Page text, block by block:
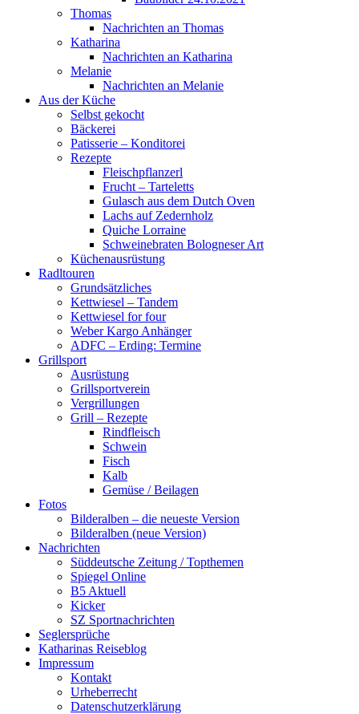
Thomas
Nachrichten an Thomas
Katharina
Nachrichten an Katharina
Melanie
Nachrichten an Melanie
Aus der Küche
Selbst gekocht
Bäckerei
Patisserie – Konditorei
Rezepte
Fleischpflanzerl
Frucht – Tarteletts
Gulasch aus dem Dutch Oven
Lachs auf Zedernholz
Quiche Lorraine
Schweinebraten Bologneser Art
Küchenausrüstung
Radltouren
Grundsätzliches
Kettwiesel – Tandem
Kettwiesel for four
Weber Kargo Anhänger
ADFC – Erding: Termine
Grillsport
Ausrüstung
Grillsportverein
Vergrillungen
Grill – Rezepte
Rindfleisch
Schwein
Fisch
Kalb
Gemüse / Beilagen
Fotos
Bilderalben – die neueste Version
Bilderalben (neue Version)
Nachrichten
Süddeutsche Zeitung / Topthemen
Spiegel Online
B5 Aktuell
Kicker
SZ Sportnachrichten
Seglersprüche
Katharinas Reiseblog
Impressum
Kontakt
Urheberrecht
Datenschutzerklärung